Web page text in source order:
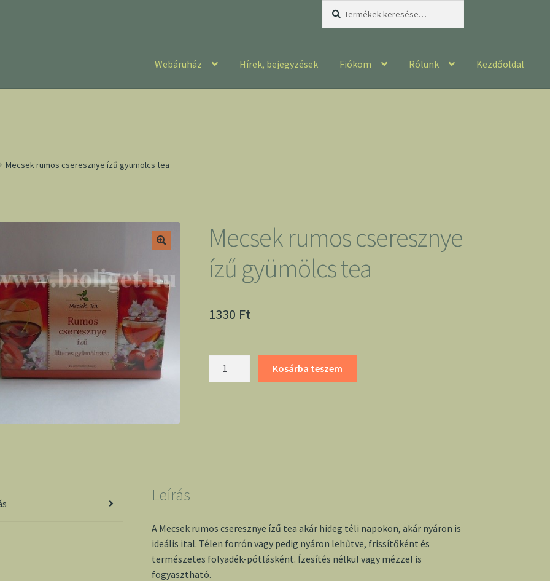
Webáruház Hírek, bejegyzések Fiókom Rólunk Kezdőoldal
Mecsek rumos cseresznye ízű gyümölcs tea
Mecsek rumos cseresznye
ízű gyümölcs tea
1330 Ft
Kosárba teszem
Leírás
A Mecsek rumos cseresznye ízű tea akár hideg téli napokon, akár nyáron is
ideális ital. Télen forrón vagy pedig nyáron lehűtve, frissítőként és
természetes folyadék-pótlásként. Ízesítés nélkül vagy mézzel is
fogyasztható.